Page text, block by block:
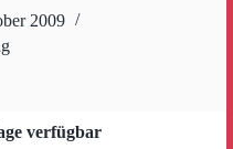
2009
verfügbar